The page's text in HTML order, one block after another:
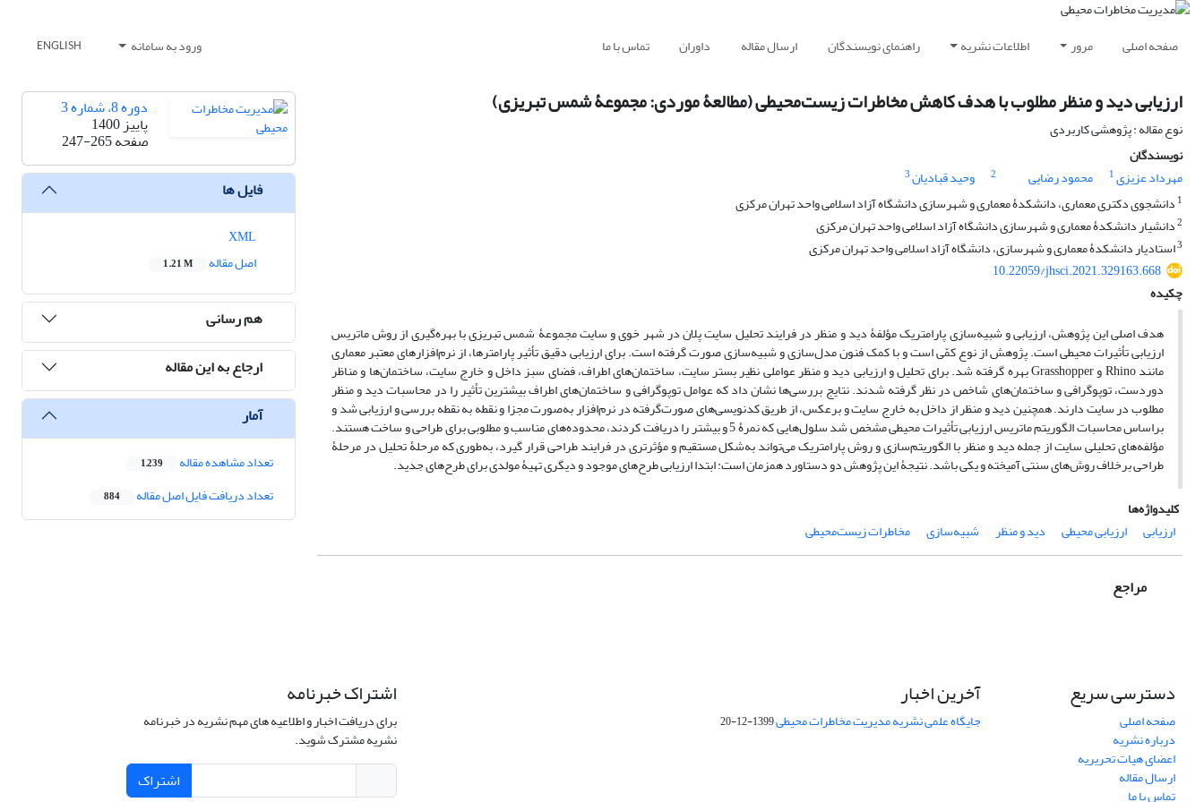
صفحه اصلی مرور اطلاعات نشریه راهنمای نویسندگان ارسال مقاله داوران تماس با ما ورود به سامانه ENGLISH
ارزیابی دید و منظر مطلوب با هدف کاهش مخاطرات زیست‌محیطی (مطالعۀ موردی: مجموعۀ شمس تبریزی)
نوع مقاله : پژوهشی کاربردی
نویسندگان
مهرداد عزیزی1 محمود رضایی 2 وحید قبادیان3
1 دانشجوی دکتری معماری، دانشکدۀ معماری و شهرسازی دانشگاه آزاد اسلامی واحد تهران مرکزی
2دانشیار دانشکدۀ معماری و شهرسازی دانشگاه آزاد اسلامی واحد تهران مرکزی
3استادیار دانشکدۀ معماری و شهرسازی، دانشگاه آزاد اسلامی واحد تهران مرکزی
10.22059/jhsci.2021.329163.668
چکیده
هدف اصلی این پژوهش، ارزیابی و شبیه‌سازی پارامتریک مؤلفۀ دید و منظر در فرایند تحلیل سایت پلان در شهر خوی و سایت مجموعۀ شمس تبریزی با بهره‌گیری از روش ماتریس
ارزیابی تأثیرات محیطی است. پژوهش از نوع کمّی است و با کمک فنون مدل‌سازی و شبیه‌سازی صورت گرفته است. برای ارزیابی دقیق تأثیر پارامترها، از نرم‌افزارهای معتبر معماری
مانند Rhino و Grasshopper بهره گرفته شد. برای تحلیل و ارزیابی دید و منظر عواملی نظیر بستر سایت، ساختمان‌های اطراف، فضای سبز داخل و خارج سایت، ساختمان‌ها و مناظر
دوردست، توپوگرافی و ساختمان‌های شاخص در نظر گرفته شدند. نتایج بررسی‌ها نشان داد که عوامل توپوگرافی و ساختمان‌های اطراف بیشترین تأثیر را در محاسبات دید و منظر
مطلوب در سایت دارند. همچنین دید و منظر از داخل به خارج سایت و برعکس، از طریق کدنویسی‌های صورت‌گرفته در نرم‌افزار به‌صورت مجزا و نقطه به نقطه بررسی و ارزیابی شد و
براساس محاسبات الگوریتم ماتریس ارزیابی تأثیرات محیطی مشخص شد سلول‌هایی که نمرۀ 5 و بیشتر را دریافت کردند، محدوده‌های مناسب و مطلوبی برای طراحی و ساخت هستند.
مؤلفه‌های تحلیلی سایت از جمله دید و منظر با الگوریتم‌سازی و روش پارامتریک می‌تواند به‌شکل مستقیم و مؤثرتری در فرایند طراحی قرار گیرد، به‌طوری که مرحلۀ تحلیل در مرحلۀ
طراحی برخلاف روش‌های سنتی آمیخته و یکی باشد. نتیجۀ این پژوهش دو دستاورد همزمان است: ابتدا ارزیابی طرح‌های موجود و دیگری تهیۀ مولدی برای طرح‌های جدید.
کلیدواژه‌ها
ارزیابی
ارزیابی محیطی دید و منظر شبیه‌سازی مخاطرات زیست‌محیطی
مراجع
دوره 8، شماره 3
پاییز 1400
صفحه247-265
فایل ها
اصل مقاله
1.21 M
هم رسانی
ارجاع به این مقاله
آمار
تعداد مشاهده مقاله 1,239
تعداد دریافت فایل اصل مقاله 884
دسترسی سریع
صفحه اصلی
درباره نشریه
اعضای هیات تحریریه
ارسال مقاله
تماس با ما
آخرین اخبار
جایگاه علمی نشریه مدیریت مخاطرات محیطی1399-12-20
اشتراک خبرنامه
برای دریافت اخبار و اطلاعیه های مهم نشریه در خبرنامه
نشریه مشترک شوید.
اشتراک